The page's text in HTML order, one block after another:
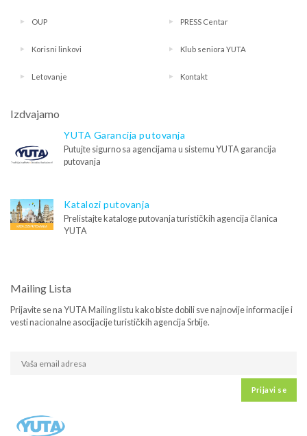
OUP PRESS Centar
Korisni linkovi Klub seniora YUTA
Letovanje Kontakt
Izdvajamo
YUTA Garancija putovanja
Putujte sigurno sa agencijama u sistemu YUTA garancija
putovanja
Katalozi putovanja
Prelistajte kataloge putovanja turističkih agencija članica
YUTA
Mailing Lista
Prijavite se na YUTA Mailing listu kako biste dobili sve najnovije informacije i
vesti nacionalne asocijacije turističkih agencija Srbije.
Prijavi se